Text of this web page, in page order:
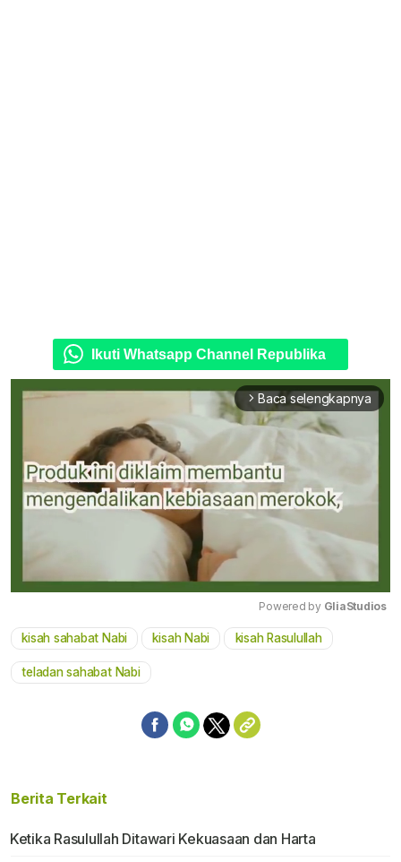
Ikuti Whatsapp Channel Republika
arrow_forward_ios Baca selengkapnya
Mute
Powered by GliaStudios
kisah sahabat Nabi kisah Nabi kisah Rasulullah
teladan sahabat Nabi
Berita Terkait
Ketika Rasulullah Ditawari Kekuasaan dan Harta